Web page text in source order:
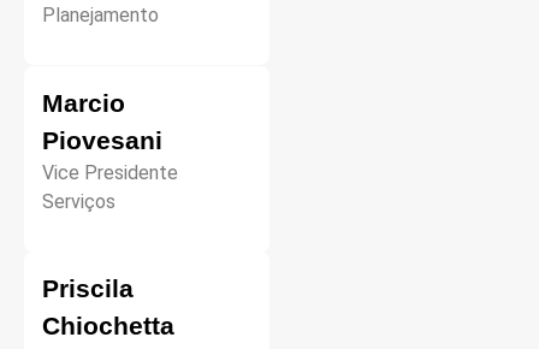
Planejamento
Marcio
Piovesani
Vice Presidente
Serviços
Priscila
Chiochetta